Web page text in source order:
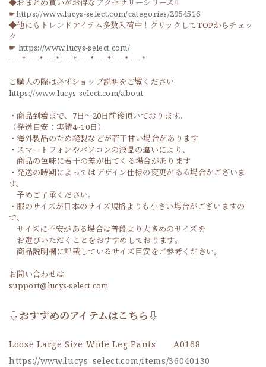
◆おまとめ買いがお得なアクセサリーシリーズ‼
☛https://www.lucys-select.com/categories/2954516
◆他にもトレンドアイテム多数入荷中！クリックしてTOPからチェッ
ク
☛ https://www.lucys-select.com/
-----*-----*-----*-----*-----*-----*-----*-----*
ご購入の際は必ずショップ説明をご覧ください
https://www.lucys-select.com/about
・商品到着まで、7日～20日前後頂いております。
（発送目安：実績4~10日）
・海外製品のため縫製などが若干甘い場合があります
・スマートフォンやパソコンの液晶の違いにより、
商品の色味に若干の差が出てくる場合があります
・発送の時期によってはデザイン仕様の変更がある場合がございま
す。
予めご了承ください。
・服のサイズが日本のサイズ規格よりも小さい場合がございますの
で、
サイズに不安がある場合は普段より大きめのサイズを
お選びいただくことをおすすめしております。
商品説明欄に記載しているサイズ目安をご参考ください。
お問い合わせは
support@lucys-select.com
⇩おすすめのアイテムはこちら⇩
Loose Large Size Wide Leg Pants A0168
https://www.lucys-select.com/items/36040130